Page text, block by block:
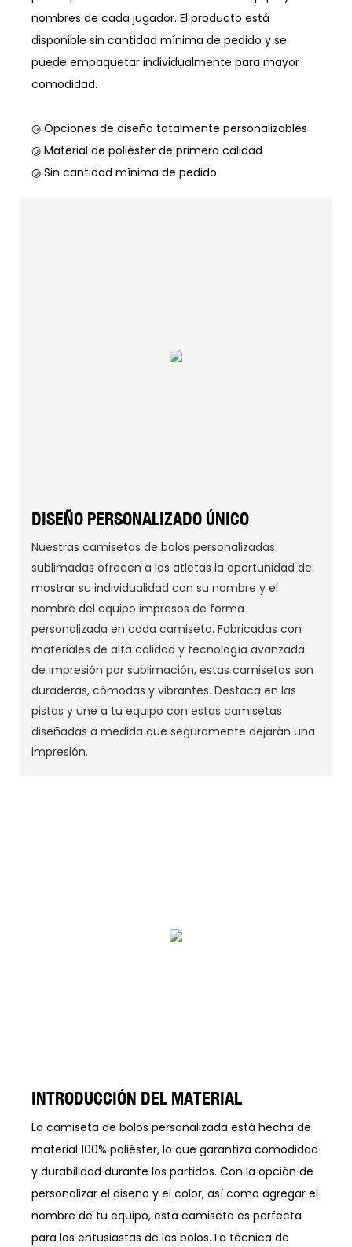
nombres de cada jugador. El producto está
disponible sin cantidad mínima de pedido y se
puede empaquetar individualmente para mayor
comodidad.
◎ Opciones de diseño totalmente personalizables
◎ Material de poliéster de primera calidad
◎ Sin cantidad mínima de pedido
DISEÑO PERSONALIZADO ÚNICO
Nuestras camisetas de bolos personalizadas
sublimadas ofrecen a los atletas la oportunidad de
mostrar su individualidad con su nombre y el
nombre del equipo impresos de forma
personalizada en cada camiseta. Fabricadas con
materiales de alta calidad y tecnología avanzada
de impresión por sublimación, estas camisetas son
duraderas, cómodas y vibrantes. Destaca en las
pistas y une a tu equipo con estas camisetas
diseñadas a medida que seguramente dejarán una
impresión.
INTRODUCCIÓN DEL MATERIAL
La camiseta de bolos personalizada está hecha de
material 100% poliéster, lo que garantiza comodidad
y durabilidad durante los partidos. Con la opción de
personalizar el diseño y el color, así como agregar el
nombre de tu equipo, esta camiseta es perfecta
para los entusiastas de los bolos. La técnica de